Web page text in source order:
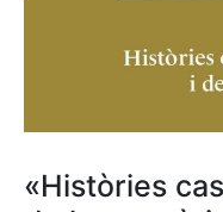
«Històries